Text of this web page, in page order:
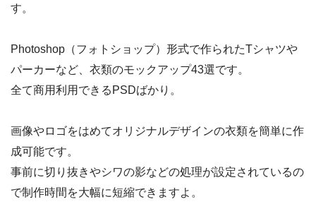
す。
Photoshop（フォトショップ）形式で作られたTシャツや
パーカーなど、衣類のモックアップ43選です。
全て商用利用できるPSDばかり。
画像やロゴをはめてオリジナルデザインの衣類を簡単に作
成可能です。
事前に切り抜きやシワの影などの処理が設定されているの
で制作時間を大幅に短縮できますよ。